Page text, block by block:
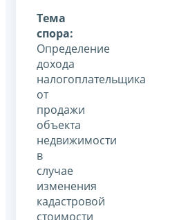
Тема
спора:
Определение
дохода
налогоплательщика
от
продажи
объекта
недвижимости
в
случае
изменения
кадастровой
стоимости